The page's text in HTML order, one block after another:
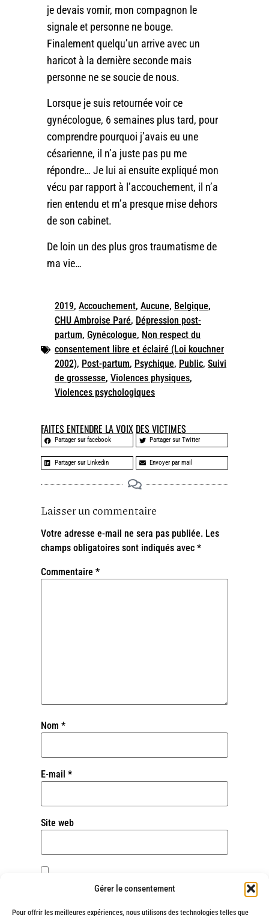
Gérer le consentement
Pour offrir les meilleures expériences, nous utilisons des technologies telles que
je devais vomir, mon compagnon le
signale et personne ne bouge.
Finalement quelqu’un arrive avec un
haricot à la dernière seconde mais
personne ne se soucie de nous.
Lorsque je suis retournée voir ce
gynécologue, 6 semaines plus tard, pour
comprendre pourquoi j’avais eu une
césarienne, il n’a juste pas pu me
répondre… Je lui ai ensuite expliqué mon
vécu par rapport à l’accouchement, il n’a
rien entendu et m’a presque mise dehors
de son cabinet.
De loin un des plus gros traumatisme de
ma vie…
2019, Accouchement, Aucune, Belgique,
CHU Ambroise Paré, Dépression post-
partum, Gynécologue, Non respect du
consentement libre et éclairé (Loi kouchner
2002), Post-partum, Psychique, Public, Suivi
de grossesse, Violences physiques,
Violences psychologiques
FAITES ENTENDRE LA VOIX DES VICTIMES
Partager sur facebook Partager sur Twitter
Partager sur Linkedin Envoyer par mail
Laisser un commentaire
Votre adresse e-mail ne sera pas publiée. Les
champs obligatoires sont indiqués avec *
Commentaire *
Nom *
E-mail *
Site web
Enregistrer mon nom, mon e-mail et mon site
dans le navigateur pour mon prochain